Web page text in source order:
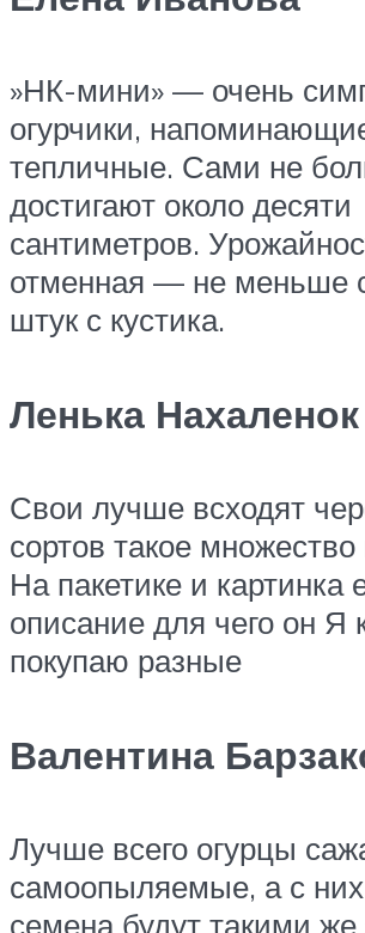
​»НК-мини» — очень
огурчики,
тепличные. Сами не
достигают около десяти
сантиметров.
отменная — не меньше
штук с кустика.​
Ленька Нахаленок
​Свои лучше всходят
сортов такое
На пакетике и картинка
описание для чего он Я
покупаю разные​
Валентина
​Лучше всего огурцы
самоопыляемые, а с
семена будут такими же